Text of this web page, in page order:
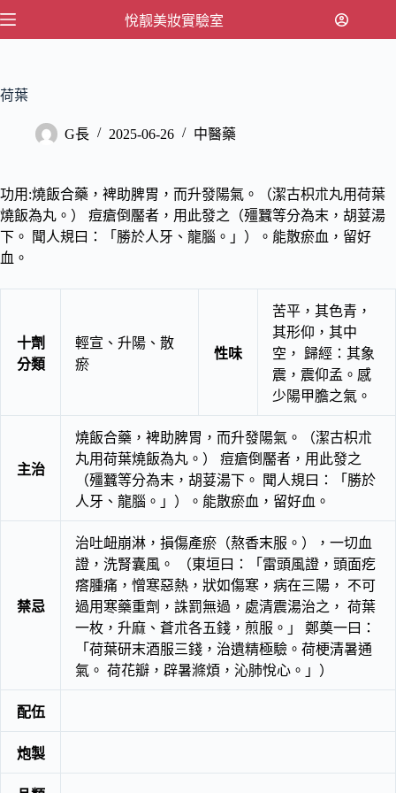
跳
內
悅靓美妝實驗室
荷葉
G長 2025-06-26 中醫藥
功用:燒飯合藥，裨助脾胃，而升發陽氣。（潔古枳朮丸用荷葉
燒飯為丸。） 痘瘡倒靨者，用此發之（殭蠶等分為末，胡荽湯
下。 聞人規曰：「勝於人牙、龍腦。」）。能散瘀血，留好
血。
十劑
分類
輕宣、升陽、散
瘀
性味
苦平，其色青，
其形仰，其中
空， 歸經：其象
震，震仰孟。感
少陽甲膽之氣。
主治
燒飯合藥，裨助脾胃，而升發陽氣。（潔古枳朮
丸用荷葉燒飯為丸。） 痘瘡倒靨者，用此發之
（殭蠶等分為末，胡荽湯下。 聞人規曰：「勝於
人牙、龍腦。」）。能散瘀血，留好血。
禁忌
治吐衄崩淋，損傷產瘀（熬香末服。），一切血
證，洗腎囊風。 （東垣曰：「雷頭風證，頭面疙
瘩腫痛，憎寒惡熱，狀如傷寒，病在三陽， 不可
過用寒藥重劑，誅罰無過，處清震湯治之， 荷葉
一枚，升麻、蒼朮各五錢，煎服。」 鄭奠一曰：
「荷葉研末酒服三錢，治遺精極驗。荷梗清暑通
氣。 荷花瓣，辟暑滌煩，沁肺悅心。」）
配伍
炮製